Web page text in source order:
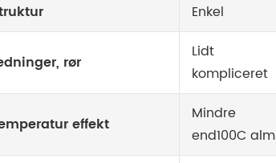
Enkel
rør
Lidt
kompliceret
effekt
Mindre
end100C alm